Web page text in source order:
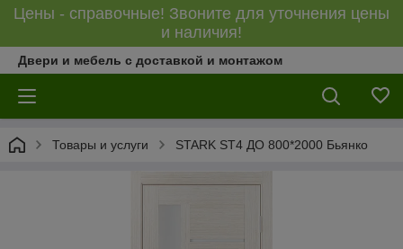
Цены - справочные! Звоните для уточнения цены
и наличия!
Двери и мебель с доставкой и монтажом
Товары и услуги STARK ST4 ДО 800*2000 Бьянко